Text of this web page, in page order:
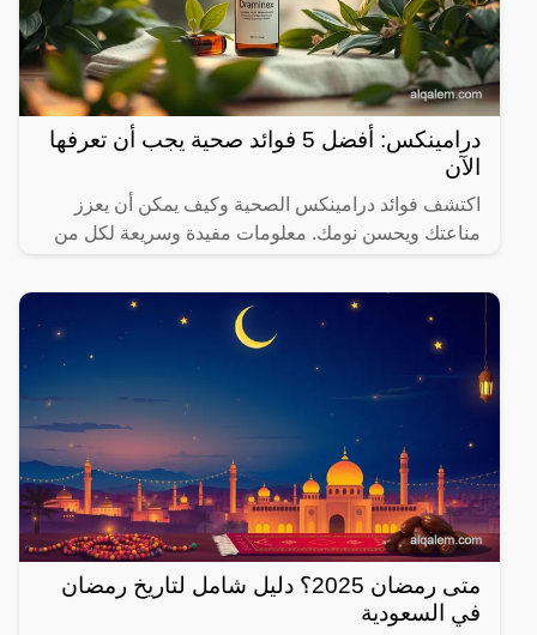
درامينكس: أفضل 5 فوائد صحية يجب أن تعرفها
الآن
اكتشف فوائد درامينكس الصحية وكيف يمكن أن يعزز
مناعتك ويحسن نومك. معلومات مفيدة وسريعة لكل من
متى رمضان 2025؟ دليل شامل لتاريخ رمضان
في السعودية